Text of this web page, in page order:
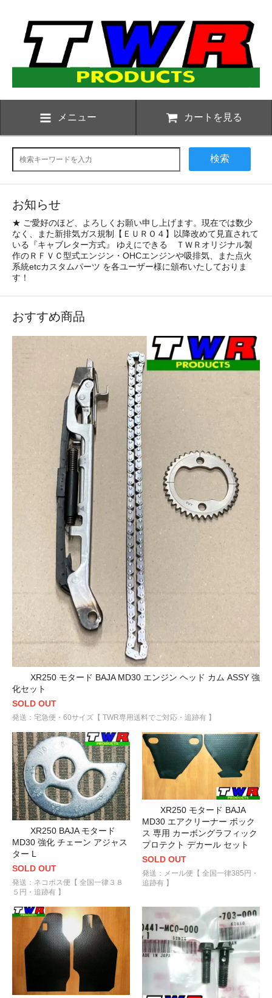
メニュー カートを見る
検索
お知らせ
★ ご愛好のほど、よろしくお願い申し上げます。現在では数少
なく、また新排気ガス規制【ＥＵＲＯ４】以降改めて見直されて
いる『キャブレター方式』 ゆえにできる ＴＷＲオリジナル製
作のＲＦＶＣ型式エンジン・OHCエンジンや吸排気、また点火
系統etcカスタムパーツ を各ユーザー様に頒布いたしておりま
す！
おすすめ商品
XR250 モタード BAJA MD30 エンジン ヘッド カム ASSY 強
化セット
SOLD OUT
発送：宅急便・60サイズ【 TWR専用送料でご対応・追跡有 】
XR250 BAJA モタード
MD30 強化 チェーン アジャス
ター L
SOLD OUT
発送：ネコポス便【 全国一律３８
５円・追跡有 】
XR250 モタード BAJA
MD30 エアクリーナー ボック
ス 専用 カーボングラフィック
プロテクト デカール セット
SOLD OUT
発送：メール便【 全国一律385円・
追跡有 】